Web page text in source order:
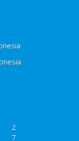
2
7